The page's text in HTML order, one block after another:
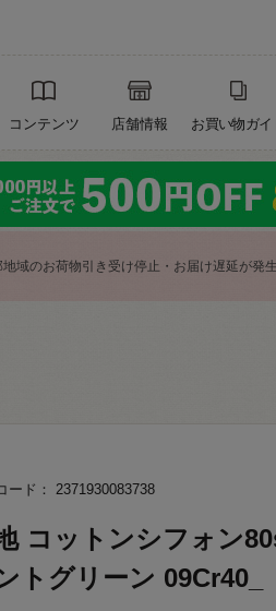
コンテンツ 店舗情報 お買い物ガイ
域のお荷物引き受け停止・お届け遅延が発
ード： 2371930083738
コットンシフォン
トグリーン 09Cr40_